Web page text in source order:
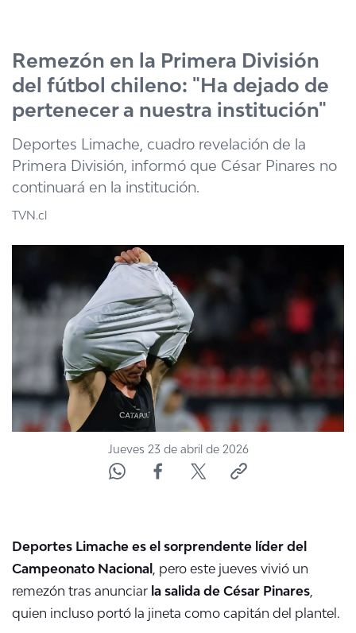
Remezón en la Primera División
del fútbol chileno: "Ha dejado de
pertenecer a nuestra institución"
Deportes Limache, cuadro revelación de la
Primera División, informó que César Pinares no
continuará en la institución.
TVN.cl
Jueves 23 de abril de 2026
Deportes Limache es el sorprendente líder del
Campeonato Nacional , pero este jueves vivió un
remezón tras anunciar la salida de César Pinares,
quien incluso portó la jineta como capitán del plantel.